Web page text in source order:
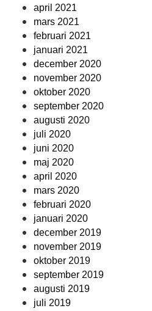
april 2021
mars 2021
februari 2021
januari 2021
december 2020
november 2020
oktober 2020
september 2020
augusti 2020
juli 2020
juni 2020
maj 2020
april 2020
mars 2020
februari 2020
januari 2020
december 2019
november 2019
oktober 2019
september 2019
augusti 2019
juli 2019